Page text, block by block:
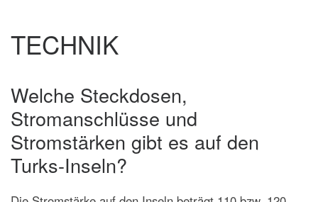
TECHNIK
Welche Steckdosen,
Stromanschlüsse und
Stromstärken gibt es auf den
Turks-Inseln?